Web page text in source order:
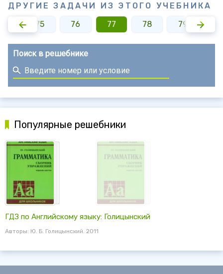
ДРУГИЕ ЗАДАЧИ ИЗ ЭТОГО УЧЕБНИКА
75 76 77 78 79
Поиск в решебнике
Популярные решебники
ГДЗ по Английскому языку: Голицынский
Авторы: Ю. Б. Голицынский. 2011